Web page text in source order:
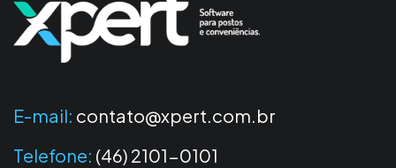
E-mail: contato@xpert.com.br
Telefone: (46) 2101-0101